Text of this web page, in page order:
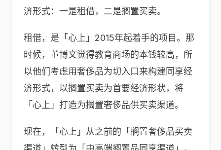
济形式：一是租借，二是搁置买卖。
租借，是「心上」2015年起着手的项目。那
时候，董博文觉得教育商场的本钱较高，所
以他们考虑用奢侈品为切入口来构建同享经
济形式，以搁置买卖为首要经济形状，将
「心上」打造为搁置奢侈品供买卖渠道。
现在，「心上」从之前的「搁置奢侈品买卖